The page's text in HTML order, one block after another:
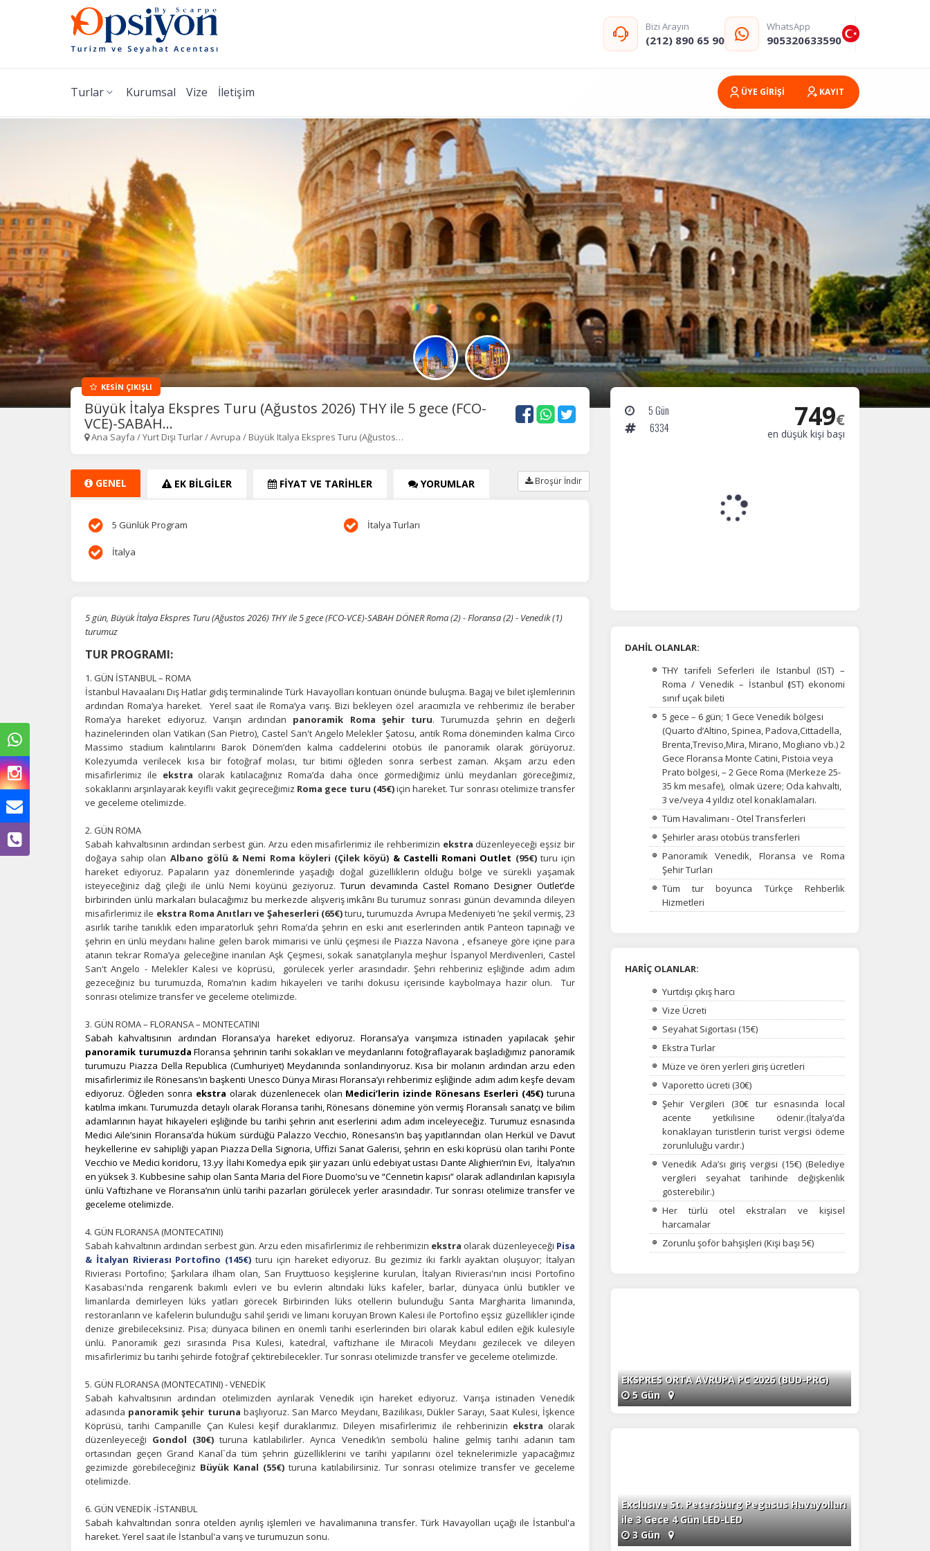
Bizi Arayın
(212) 890 65 90
WhatsApp
905320633590
Turlar Kurumsal Vize İletişim ÜYE GİRİŞİ KAYIT
Çerez tercihlerinizibelirleyin.
Size daha kişiselleştirilmiş bir web deneyimi sunmak için bazı bilgileri tarayıcınızda
depolayabilir, bunları yurt içi ve yurt dışındaki hizmet sağlayıcılarla paylaşabiliriz. Buna
izin vermemeyi seçebilirsiniz ancak bu durumda sitemiz umduğumuz gibi çalışmaya
bilir.Daha fazla bilgi içinKVKK bilgilendirmemizi,çerez kullanımvegizlilik koşullarını
inceleyebilirsiniz.
Zorunlu Çerezler HER ZAMAN AKTIF
Oturum yönetimi, güvenlik ve temel site işlevleri için gereklidir. Bu
İstatistik Çerezleri
Ziyaretçilerin siteyi nasıl kullandığını anonim olarak ölçeriz. Hangi
sayfaların popüler olduğunu ve kullanıcıların nerede zorluk yaşadığını
anlamamıza yardımcı olur.
Pazarlama Çerezleri
Size ve ilgi alanlarınıza uygun reklamlar göstermek için kullanılır.
Kapatırsanız reklamları görmeye devam edersiniz, ancak daha az
alakalı olabilirler.
Tümünü Reddet Tümünü Kabul Et Tercihleri Kaydet
KESİN ÇIKIŞLI
Büyük İtalya Ekspres Turu (Ağustos 2026) THY ile 5 gece (FCO-
VCE)-SABAH...
Ana Sayfa /Yurt Dışı Turlar/Avrupa / Büyük Italya Ekspres Turu (Ağustos…
GENEL EK BİLGİLER FİYAT VE TARİHLER YORUMLAR Broşür İndir
5 Günlük Program İtalya Turları
İtalya
5 gün, Büyük İtalya Ekspres Turu (Ağustos 2026) THY ile 5 gece (FCO-VCE)-SABAH DÖNER Roma (2) - Floransa (2) - Venedik (1)
turumuz
TUR PROGRAMI:
1. GÜN İSTANBUL – ROMA
İstanbul Havaalanı Dış Hatlar gidiş terminalinde Türk Havayolları kontuarı önünde buluşma. Bagaj ve bilet işlemlerinin
ardından Roma’ya hareket. Yerel saat ile Roma’ya varış. Bizi bekleyen özel aracımızla ve rehberimiz ile beraber
Roma’ya hareket ediyoruz. Varışın ardından panoramik Roma şehir turu. Turumuzda şehrin en değerli
hazinelerinden olan Vatikan (San Pietro), Castel San't Angelo Melekler Şatosu, antik Roma döneminden kalma Circo
Massimo stadium kalıntılarını Barok Dönem’den kalma caddelerini otobüs ile panoramik olarak görüyoruz.
Kolezyumda verilecek kısa bir fotoğraf molası, tur bitimi öğleden sonra serbest zaman. Akşam arzu eden
misafirlerimiz ile ekstra olarak katılacağınız Roma’da daha önce görmediğimiz ünlü meydanları göreceğimiz,
sokaklarını arşınlayarak keyifli vakit geçireceğimiz Roma gece turu (45€)için hareket.Tur sonrası otelimize transfer
ve geceleme otelimizde.
2. GÜN ROMA
Sabah kahvaltısının ardından serbest gün. Arzu eden misafirlerimiz ile rehberimizin ekstra düzenleyeceği eşsiz bir
doğaya sahip olan Albano gölü & Nemi Roma köyleri (Çilek köyü) & Castelli Romani Outlet (95€)turu için
hareket ediyoruz. Papaların yaz dönemlerinde yaşadığı doğal güzelliklerin olduğu bölge ve sürekli yaşamak
isteyeceğiniz dağ çileği ile ünlü Nemi köyünü geziyoruz. Turun devamında Castel Romano Designer Outlet’de
birbirinden ünlü markaları bulacağımız bu merkezde alışveriş imkânı Bu turumuz sonrası günün devamında dileyen
misafirlerimiz ile ekstra Roma Anıtları ve Şaheserleri (65€)turu,turumuzda Avrupa Medeniyeti ’ne şekil vermiş, 23
asırlık tarihe tanıklık eden imparatorluk şehri Roma’da şehrin en eski anıt eserlerinden antik Panteon tapınağı ve
şehrin en ünlü meydanı haline gelen barok mimarisi ve ünlü çeşmesi ile Piazza Navona , efsaneye göre içine para
atanın tekrar Roma’ya geleceğine inanılan Aşk Çeşmesi, sokak sanatçılarıyla meşhur İspanyol Merdivenleri, Castel
San't Angelo - Melekler Kalesi ve köprüsü, görülecek yerler arasındadır. Şehri rehberiniz eşliğinde adım adım
gezeceğiniz bu turumuzda, Roma’nın kadim hikayeleri ve tarihi dokusu içerisinde kaybolmaya hazır olun. Tur
sonrası otelimize transfer ve geceleme otelimizde.
3. GÜN ROMA – FLORANSA – MONTECATINI
Sabah kahvaltısının ardından Floransa’ya hareket ediyoruz. Floransa’ya varışımıza istinaden yapılacak şehir
panoramik turumuzda Floransa şehrinin tarihi sokakları ve meydanlarını fotoğraflayarak başladığımız panoramik
turumuzu Piazza Della Republica (Cumhuriyet) Meydanında sonlandırıyoruz. Kısa bir molanın ardından arzu eden
misafirlerimiz ile Rönesans’ın başkenti Unesco Dünya Mirası Floransa’yı rehberimiz eşliğinde adım adım keşfe devam
ediyoruz. Öğleden sonra ekstra olarak düzenlenecek olan Medici’lerin izinde Rönesans Eserleri (45€) turuna
katılma imkanı. Turumuzda detaylı olarak Floransa tarihi, Rönesans dönemine yön vermiş Floransalı sanatçı ve bilim
adamlarının hayat hikayeleri eşliğinde bu tarihi şehrin anıt eserlerini adım adım inceleyeceğiz. Turumuz esnasında
Medici Aile’sinin Floransa’da hüküm sürdüğü Palazzo Vecchio, Rönesans’ın baş yapıtlarından olan Herkül ve Davut
heykellerine ev sahipliği yapan Piazza Della Signoria, Uffizi Sanat Galerisi, şehrin en eski köprüsü olan tarihi Ponte
Vecchio ve Medici koridoru, 13.yy İlahi Komedya epik şiir yazarı ünlü edebiyat ustası Dante Alighieri’nin Evi, İtalya’nın
en yüksek 3. Kubbesine sahip olan Santa Maria del Fiore Duomo’su ve “Cennetin kapısı” olarak adlandırılan kapısıyla
ünlü Vaftizhane ve Floransa’nın ünlü tarihi pazarları görülecek yerler arasındadır. Tur sonrası otelimize transfer ve
geceleme otelimizde.
4. GÜN FLORANSA (MONTECATINI)
Sabah kahvaltının ardından serbest gün. Arzu eden misafirlerimiz ile rehberimizin ekstra olarak düzenleyeceği Pisa
& İtalyan Rivierası Portofino (145€) turu için hareket ediyoruz. Bu gezimiz iki farklı ayaktan oluşuyor; İtalyan
Rivierası Portofino; Şarkılara ilham olan, San Fruyttuoso keşişlerine kurulan, İtalyan Rivierası'nın incisi Portofino
Kasabası'nda rengarenk bakımlı evleri ve bu evlerin altındaki lüks kafeler, barlar, dünyaca ünlü butikler ve
limanlarda demirleyen lüks yatları görecek Birbirinden lüks otellerin bulunduğu Santa Margharita limanında,
restoranların ve kafelerin bulunduğu sahil şeridi ve limanı koruyan Brown Kalesi ile Portofino eşsiz güzellikler içinde
denize girebileceksiniz. Pisa; dünyaca bilinen en önemli tarihi eserlerinden biri olarak kabul edilen eğik kulesiyle
ünlü. Panoramik gezi sırasında Pisa Kulesi, katedral, vaftizhane ile Miracoli Meydanı gezilecek ve dileyen
misafirlerimiz bu tarihi şehirde fotoğraf çektirebilecekler. Tur sonrası otelimizde transfer ve geceleme otelimizde.
5. GÜN FLORANSA (MONTECATINI) - VENEDİK
Sabah kahvaltısının ardından otelimizden ayrılarak Venedik için hareket ediyoruz. Varışa istinaden Venedik
adasında panoramik şehir turuna başlıyoruz. San Marco Meydanı, Bazilikası, Dükler Sarayı, Saat Kulesi, İşkence
Köprüsü, tarihi Campanille Çan Kulesi keşif duraklarımız. Dileyen misafirlerimiz ile rehberinizin ekstra olarak
düzenleyeceği Gondol (30€) turuna katılabilirler. Ayrıca Venedik’in sembolü haline gelmiş tarihi adanın tam
ortasından geçen Grand Kanal`da tüm şehrin güzelliklerini ve tarihi yapılarını özel teknelerimizle yapacağımız
gezimizde görebileceğiniz Büyük Kanal (55€) turuna katılabilirsiniz. Tur sonrası otelimize transfer ve geceleme
otelimizde.
6. GÜN VENEDİK -İSTANBUL
Sabah kahvaltından sonra otelden ayrılış işlemleri ve havalimanına transfer. Türk Havayolları uçağı ile İstanbul'a
hareket. Yerel saat ile İstanbul'a varış ve turumuzun sonu.
5 Gün
6334
749€
en düşük kişi başı
DAHİL OLANLAR:
THY tarifeli Seferleri ile Istanbul (IST) –
Roma / Venedik – İstanbul (IST) ekonomi
sınıf uçak bileti
5 gece – 6 gün; 1 Gece Venedik bölgesi
(Quarto d’Altino, Spinea, Padova,Cittadella,
Brenta,Treviso,Mira,Mirano,Mogliano vb.) 2
Gece Floransa Monte Catini, Pistoia veya
Prato bölgesi, – 2 Gece Roma (Merkeze 25-
35 km mesafe), olmak üzere; Oda kahvaltı,
3 ve/veya 4 yıldız otel konaklamaları.
Tüm Havalimanı - Otel Transferleri
Şehirler arası otobüs transferleri
Panoramik Venedik, Floransa ve Roma
Şehir Turları
Tüm tur boyunca Türkçe Rehberlik
Hizmetleri
HARİÇ OLANLAR:
Yurtdışı çıkış harcı
Vize Ücreti
Seyahat Sigortası (15€)
Ekstra Turlar
Müze ve ören yerleri giriş ücretleri
Vaporetto ücreti (30€)
Şehir Vergileri (30€ tur esnasında local
acente yetkilisine ödenir.(İtalya’da
konaklayan turistlerin turist vergisi ödeme
zorunluluğu vardır.)
Venedik Ada’sı giriş vergisi (15€) (Belediye
vergileri seyahat tarihinde değişkenlik
gösterebilir.)
Her türlü otel ekstraları ve kişisel
harcamalar
Zorunlu şoför bahşişleri (Kişi başı 5€)
EKSPRES ORTA AVRUPA PC 2026 (BUD-PRG)
5 Gün
Exclusıve St. Petersburg Pegasus Havayolları
ile 3 Gece 4 Gün LED-LED
3 Gün